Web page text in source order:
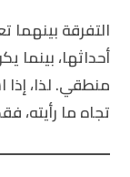
التفرقة
أحداثها، بينما
منطقي. لذا،
تجاه ما رأيته،